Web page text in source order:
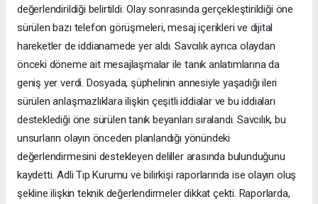
değerlendirildiği belirtildi. Olay sonrasında gerçekleştirildiği öne
sürülen bazı telefon görüşmeleri, mesaj içerikleri ve dijital
hareketler de iddianamede yer aldı. Savcılık ayrıca olaydan
önceki döneme ait mesajlaşmalar ile tanık anlatımlarına da
geniş yer verdi. Dosyada, şüphelinin annesiyle yaşadığı ileri
sürülen anlaşmazlıklara ilişkin çeşitli iddialar ve bu iddiaları
desteklediği öne sürülen tanık beyanları sıralandı. Savcılık, bu
unsurların olayın önceden planlandığı yönündeki
değerlendirmesini destekleyen deliller arasında bulunduğunu
kaydetti. Adli Tıp Kurumu ve bilirkişi raporlarında ise olayın oluş
şekline ilişkin teknik değerlendirmeler dikkat çekti. Raporlarda,